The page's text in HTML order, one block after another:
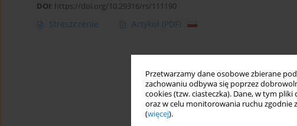
Przetwarzamy dane osobowe zbierane
zachowaniu odbywa się poprzez
cookies (tzw. ciasteczka). Dane, w tym
oraz w celu monitorowania ruchu zgodnie z
(więcej).
DOI: https://doi.org/10.29316/rs/111190
Streszczenie Artykuł (PDF)